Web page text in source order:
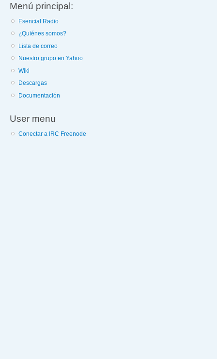
Menú principal:
Esencial Radio
¿Quiénes somos?
Lista de correo
Nuestro grupo en Yahoo
Wiki
Descargas
Documentación
User menu
Conectar a IRC Freenode